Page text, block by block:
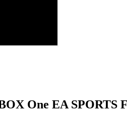
One EA SPORTS